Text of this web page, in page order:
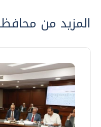
المزيد من